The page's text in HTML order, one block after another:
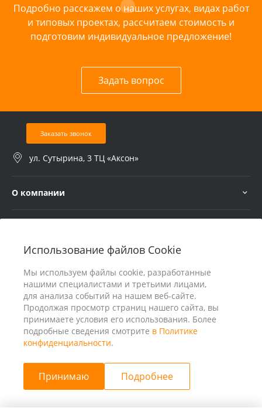
Использование файлов Cookie
Мы используем файлы cookie, разработанные
нашими специалистами и третьими лицами,
для анализа событий на нашем веб-сайте.
Продолжая просмотр страниц нашего сайта, вы
принимаете условия его использования. Более
подробные сведения смотрите в Политике
конфиденциальности.
Принимаю Подробнее
Подробно расскажем о наших услугах, видах работ
и типовых проектах, рассчитаем стоимость и
подготовим индивидуальное предложение!
Задать вопрос
Заказать звонок
ул. Сутырина, 3 ТЦ «Аксон»
О компании